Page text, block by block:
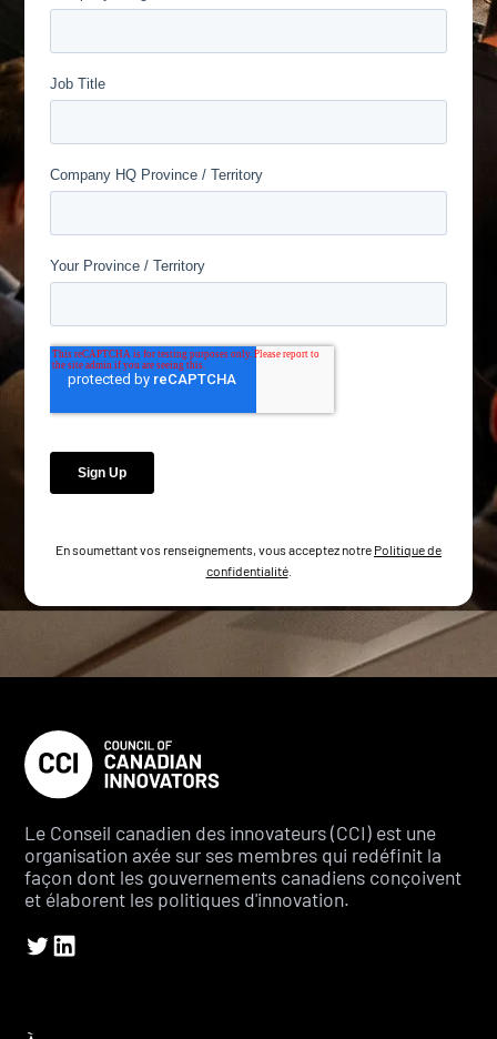
En soumettant vos renseignements, vous acceptez notre Politique de
confidentialité.
Le Conseil canadien des innovateurs (CCI) est une
organisation axée sur ses membres qui redéfinit la
façon dont les gouvernements canadiens conçoivent
et élaborent les politiques d'innovation.